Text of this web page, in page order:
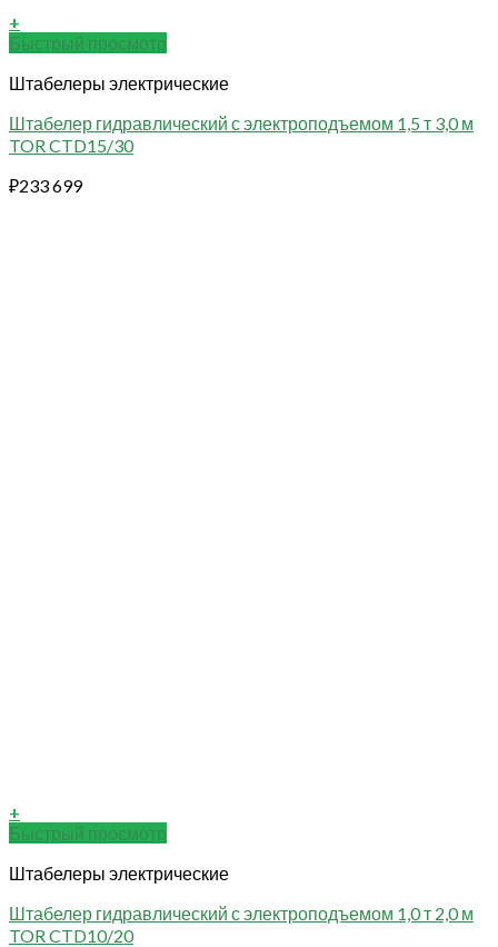
+
Быстрый просмотр
Штабелеры электрические
Штабелер гидравлический с электроподъемом 1,5 т 3,0 м
TOR CTD15/30
₽233 699
+
Быстрый просмотр
Штабелеры электрические
Штабелер гидравлический с электроподъемом 1,0 т 2,0 м
TOR CTD10/20